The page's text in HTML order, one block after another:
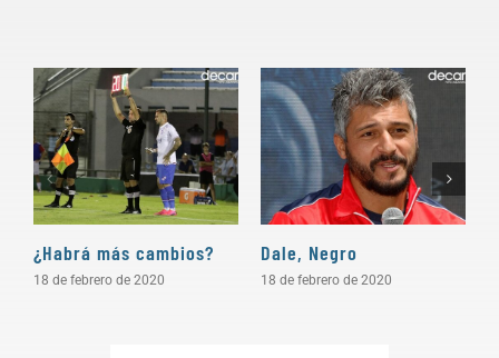
¿Habrá más cambios?
18 de febrero de 2020
Dale, Negro
18 de febrero de 2020